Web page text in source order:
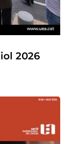
2026